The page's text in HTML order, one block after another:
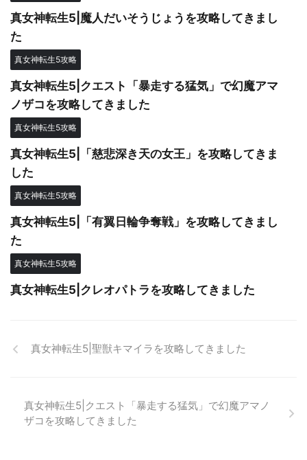
真女神転生5|魔人だいそうじょうを攻略してきまし
た
真女神転生5攻略
真女神転生5|クエスト「暴走する猛気」で幻魔アマ
ノザコを攻略してきました
真女神転生5攻略
真女神転生5|「慈悲深き天の女王」を攻略してきま
した
真女神転生5攻略
真女神転生5|「有翼日輪争奪戦」を攻略してきまし
た
真女神転生5攻略
真女神転生5|クレオパトラを攻略してきました
真女神転生5|聖獣キマイラを攻略してきました
真女神転生5|クエスト「暴走する猛気」で幻魔アマノ
ザコを攻略してきました